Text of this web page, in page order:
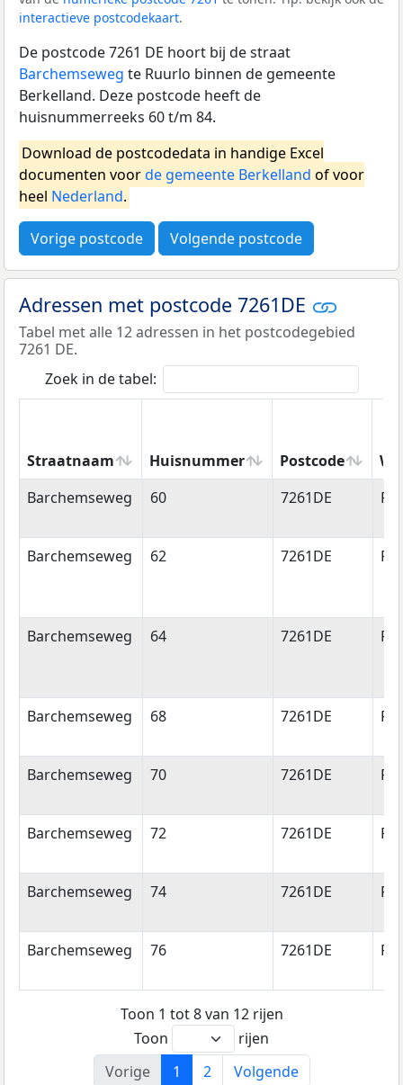
interactieve postcodekaart.
De postcode 7261 DE hoort bij de straat
Barchemseweg te Ruurlo binnen de gemeente
Berkelland. Deze postcode heeft de
huisnummerreeks 60 t/m 84.
Download de postcodedata in handige Excel
documenten voorde gemeente Berkelland of voor
heel Nederland.
Vorige postcode Volgende postcode
Adressen met postcode 7261DE
Tabel met alle 12 adressen in het postcodegebied
7261 DE.
Zoek in de tabel:
Straatnaam Huisnummer Postcode
Straatnaam
Huisnummer Postcode
Barchemseweg 60 7261DE
Barchemseweg 62 7261DE
Barchemseweg 64 7261DE
Barchemseweg 68 7261DE
Barchemseweg 70 7261DE
Barchemseweg 72 7261DE
Barchemseweg 74 7261DE
Barchemseweg 76 7261DE
Toon 1 tot 8 van 12 rijen
Toon
rijen
Vorige
1 2 Volgende